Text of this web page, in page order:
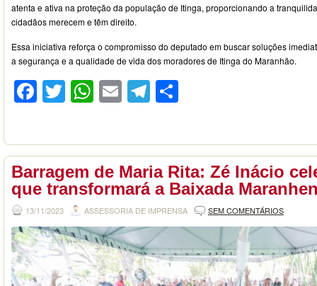
atenta e ativa na proteção da população de Itinga, proporcionando a
cidadãos merecem e têm direito.
Essa iniciativa reforça o compromisso do deputado em buscar soluções
a segurança e a qualidade de vida dos moradores de Itinga do Maranhão.
Facebook
Twitter
WhatsApp
EmailTelegram
Barragem de Maria Rita: Zé Inácio
que transformará a Baixada
13/11/2023 ASSESSORIA DE IMPRENSA SEM COMENTÁRIOS